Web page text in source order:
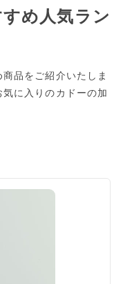
め人気ラン
品をご紹介いたしま
に入りのカドーの加